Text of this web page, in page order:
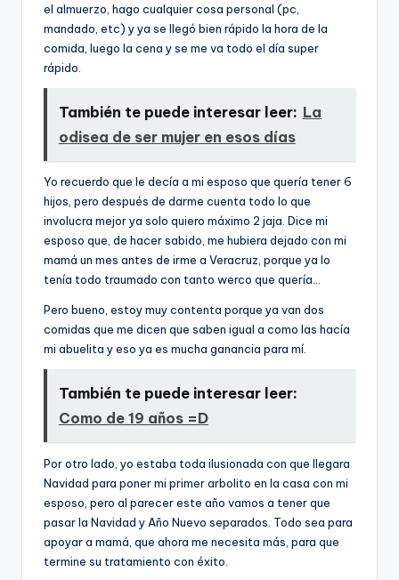
el almuerzo, hago cualquier cosa personal (pc,
mandado, etc) y ya se llegó bien rápido la hora de la
comida, luego la cena y se me va todo el día super
rápido.
También te puede interesar leer: La
odisea de ser mujer en esos dí­as
Yo recuerdo que le decía a mi esposo que quería tener 6
hijos, pero después de darme cuenta todo lo que
involucra mejor ya solo quiero máximo 2 jaja. Dice mi
esposo que, de hacer sabido, me hubiera dejado con mi
mamá un mes antes de irme a Veracruz, porque ya lo
tenía todo traumado con tanto werco que quería…
Pero bueno, estoy muy contenta porque ya van dos
comidas que me dicen que saben igual a como las hacía
mi abuelita y eso ya es mucha ganancia para mí.
También te puede interesar leer:
Como de 19 años =D
Por otro lado, yo estaba toda ilusionada con que llegara
Navidad para poner mi primer arbolito en la casa con mi
esposo, pero al parecer este año vamos a tener que
pasar la Navidad y Año Nuevo separados. Todo sea para
apoyar a mamá, que ahora me necesita más, para que
termine su tratamiento con éxito.